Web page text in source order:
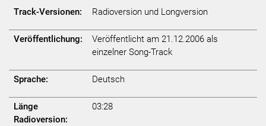
Track-Versionen: Radioversion und Longversion
Veröffentlichung:
Veröffentlicht am 21.12.2006 als
einzelner Song-Track
Sprache: Deutsch
Länge
Radioversion:
03:28